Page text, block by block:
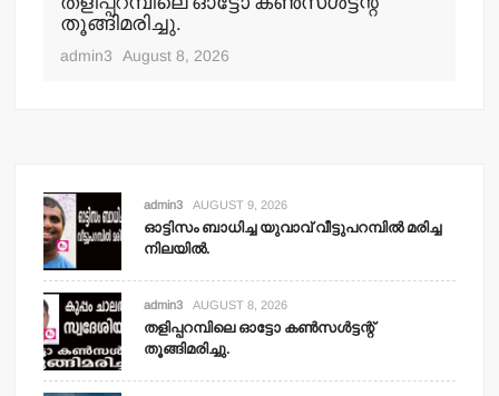
തൂങ്ങിമരിച്ചു.
admin3 August 8, 2026
admin3 AUGUST 9, 2026
ഓട്ടിസം ബാധിച്ച യുവാവ് വീട്ടുപറമ്പില്‍ മരിച്ച
നിലയില്‍.
admin3 AUGUST 8, 2026
തളിപ്പറമ്പിലെ ഓട്ടോ കണ്‍സള്‍ട്ടന്റ്
തൂങ്ങിമരിച്ചു.